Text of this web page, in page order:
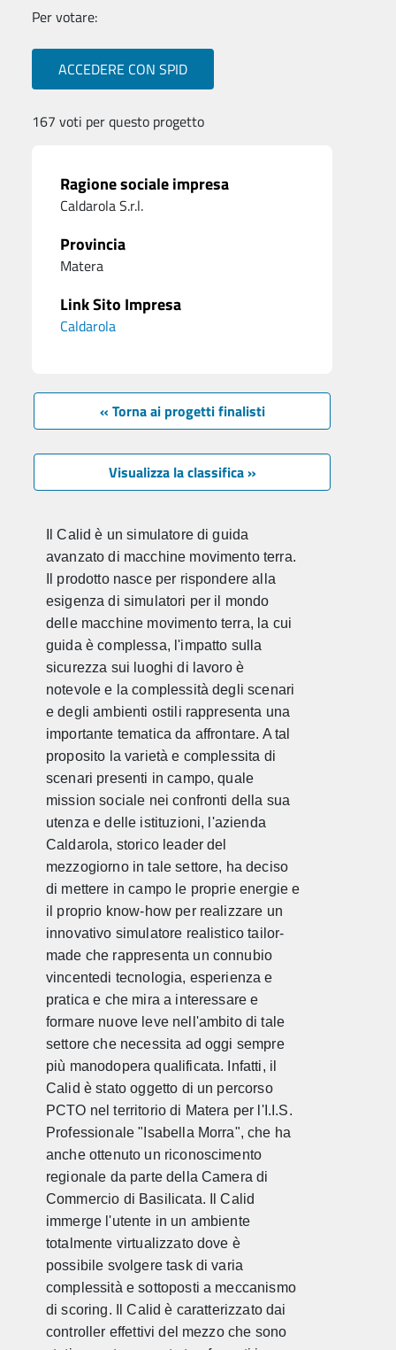
Il Calid è un simulatore di guida
avanzato di macchine movimento terra.
Il prodotto nasce per rispondere alla
esigenza di simulatori per il mondo
delle macchine movimento terra, la cui
guida è complessa, l'impatto sulla
sicurezza sui luoghi di lavoro è
notevole e la complessità degli scenari
e degli ambienti ostili rappresenta una
importante tematica da affrontare. A tal
proposito la varietà e complessita di
scenari presenti in campo, quale
mission sociale nei confronti della sua
utenza e delle istituzioni, l'azienda
Caldarola, storico leader del
mezzogiorno in tale settore, ha deciso
di mettere in campo le proprie energie e
il proprio know-how per realizzare un
innovativo simulatore realistico tailor-
made che rappresenta un connubio
vincentedi tecnologia, esperienza e
pratica e che mira a interessare e
formare nuove leve nell'ambito di tale
settore che necessita ad oggi sempre
più manodopera qualificata. Infatti, il
Calid è stato oggetto di un percorso
PCTO nel territorio di Matera per l'I.I.S.
Professionale "Isabella Morra", che ha
anche ottenuto un riconoscimento
regionale da parte della Camera di
Commercio di Basilicata. Il Calid
immerge l'utente in un ambiente
totalmente virtualizzato dove è
possibile svolgere task di varia
complessità e sottoposti a meccanismo
di scoring. Il Calid è caratterizzato dai
controller effettivi del mezzo che sono
Per votare:
ACCEDERE CON SPID
167 voti per questo progetto
Ragione sociale impresa
Caldarola S.r.l.
Provincia
Matera
Link Sito Impresa
Caldarola
« Torna ai progetti finalisti
Visualizza la classifica »